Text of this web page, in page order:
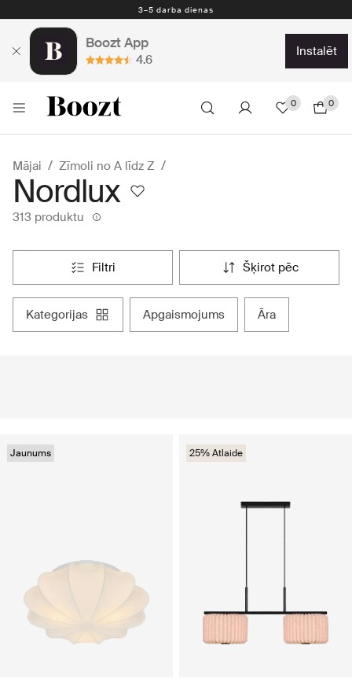
Nemokamas prekių grąžinimas per 30 dienų
Boozt App
4.6
instalēt
0 0
Mājai Zīmoli no A līdz Z
Nordlux
313 produktu
filtri šķirot pēc
kategorijas apgaismojums āra
Jaunums 25% Atlaide